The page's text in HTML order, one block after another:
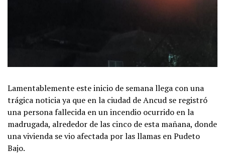
Lamentablemente este inicio de semana llega con una
trágica noticia ya que en la ciudad de Ancud se registró
una persona fallecida en un incendio ocurrido en la
madrugada, alrededor de las cinco de esta mañana, donde
una vivienda se vio afectada por las llamas en Pudeto
Bajo.